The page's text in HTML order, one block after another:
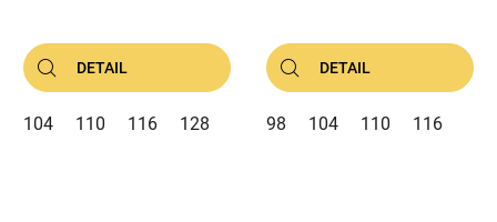
DETAIL
104 110 116 128
DETAIL
98 104 110 116